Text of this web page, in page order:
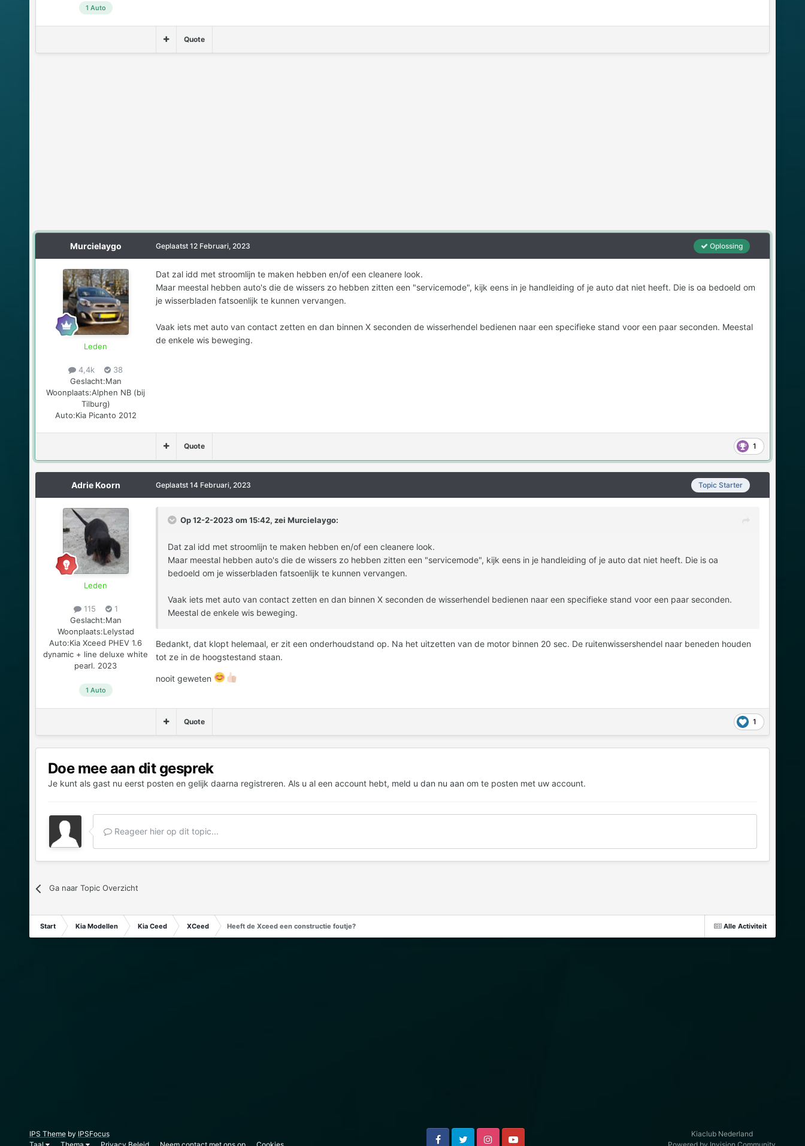
1 Auto
Quote
Murcielaygo
Leden
4,4k
38
Geslacht:Man
Woonplaats:Alphen NB (bij
Tilburg)
Auto:Kia Picanto 2012
Oplossing
Geplaatst 12 Februari, 2023
Dat zal idd met stroomlijn te maken hebben en/of een cleanere look.
Maar meestal hebben auto's die de wissers zo hebben zitten een "servicemode", kijk eens in je handleiding of je auto dat niet heeft. Die is oa bedoeld om
je wisserbladen fatsoenlijk te kunnen vervangen.
Vaak iets met auto van contact zetten en dan binnen X seconden de wisserhendel bedienen naar een specifieke stand voor een paar seconden. Meestal
de enkele wis beweging.
1
Quote
Adrie Koorn
Leden
115
1
Geslacht:Man
Woonplaats:Lelystad
Auto:Kia Xceed PHEV 1.6
dynamic + line deluxe white
pearl. 2023
1 Auto
Topic Starter
Geplaatst 14 Februari, 2023
Op 12-2-2023 om 15:42, zei Murcielaygo:
Dat zal idd met stroomlijn te maken hebben en/of een cleanere look.
Maar meestal hebben auto's die de wissers zo hebben zitten een "servicemode", kijk eens in je handleiding of je auto dat niet heeft. Die is oa
bedoeld om je wisserbladen fatsoenlijk te kunnen vervangen.
Vaak iets met auto van contact zetten en dan binnen X seconden de wisserhendel bedienen naar een specifieke stand voor een paar seconden.
Meestal de enkele wis beweging.
Bedankt, dat klopt helemaal, er zit een onderhoudstand op. Na het uitzetten van de motor binnen 20 sec. De ruitenwissershendel naar beneden houden
tot ze in de hoogstestand staan.
nooit geweten
1
Quote
Doe mee aan dit gesprek
Je kunt als gast nu eerst posten en gelijk daarna registreren. Als u al een account hebt, meld u dan nu aan om te posten met uw account.
Reageer hier op dit topic...
Ga naar Topic Overzicht
Alle Activiteit
Start Kia Modellen Kia Ceed XCeed Heeft de Xceed een constructie foutje?
IPS Themeby IPSFocus
Kiaclub Nederland